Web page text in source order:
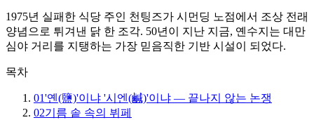
1975년 실패한 식당 주인 천팅즈가 시먼딩 노점에서 조상 전래
양념으로 튀겨낸 닭 한 조각. 50년이 지난 지금, 옌수지는 대만
심야 거리를 지탱하는 가장 믿음직한 기반 시설이 되었다.
목차
01'옌(鹽)'이냐 '시엔(鹹)'이냐 — 끝나지 않는 논쟁
02기름 솥 속의 뷔페